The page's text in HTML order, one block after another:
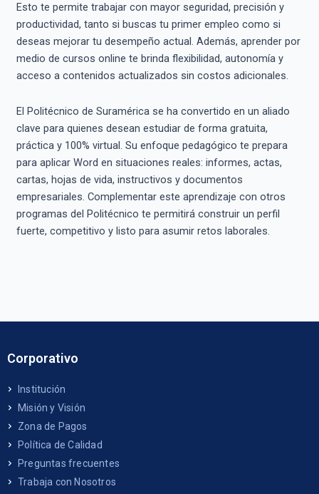
Esto te permite trabajar con mayor seguridad, precisión y
productividad, tanto si buscas tu primer empleo como si
deseas mejorar tu desempeño actual. Además, aprender por
medio de cursos online te brinda flexibilidad, autonomía y
acceso a contenidos actualizados sin costos adicionales.
El Politécnico de Suramérica se ha convertido en un aliado
clave para quienes desean estudiar de forma gratuita,
práctica y 100% virtual. Su enfoque pedagógico te prepara
para aplicar Word en situaciones reales: informes, actas,
cartas, hojas de vida, instructivos y documentos
empresariales. Complementar este aprendizaje con otros
programas del Politécnico te permitirá construir un perfil
fuerte, competitivo y listo para asumir retos laborales.
Corporativo
Institución
Misión y Visión
Zona de Pagos
Política de Calidad
Preguntas frecuentes
Trabaja con Nosotros